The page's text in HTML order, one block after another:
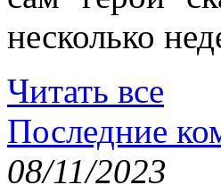
несколько
Читать все
Последние
08/11/2023